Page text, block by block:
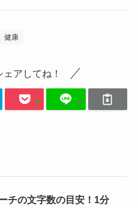
健康
アしてね！
チの文字数の目安！1分